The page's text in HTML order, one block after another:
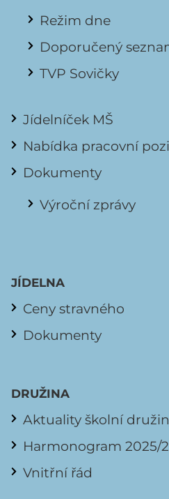
Režim dne
Doporučený
TVP Sovičky
Jídelníček MŠ
Nabídka pracovní
Dokumenty
Výroční zprávy
JÍDELNA
Ceny stravného
Dokumenty
DRUŽINA
Aktuality školní
Harmonogram 2025/
Vnitřní řád